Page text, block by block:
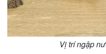
Thế giới
Vị trí ngập